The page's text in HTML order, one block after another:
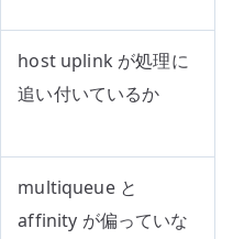
host uplink が処理に
追い付いているか
multiqueue と
affinity が偏っていな